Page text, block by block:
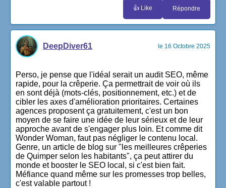
👍 Like Répondre
DeepDiver61 le 16 Octobre 2025
Perso, je pense que l'idéal serait un audit SEO, même
rapide, pour la crêperie. Ça permettrait de voir où ils
en sont déjà (mots-clés, positionnement, etc.) et de
cibler les axes d'amélioration prioritaires. Certaines
agences proposent ça gratuitement, c'est un bon
moyen de se faire une idée de leur sérieux et de leur
approche avant de s'engager plus loin. Et comme dit
Wonder Woman, faut pas négliger le contenu local.
Genre, un article de blog sur "les meilleures crêperies
de Quimper selon les habitants", ça peut attirer du
monde et booster le SEO local, si c'est bien fait.
Méfiance quand même sur les promesses trop belles,
c'est valable partout !